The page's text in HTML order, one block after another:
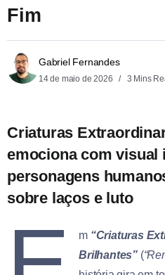
Fim
Gabriel Fernandes
14 de maio de 2026 3 Mins
Criaturas
emociona com visual
personagens
sobre laços e luto
m “Criaturas
Brilhantes” (